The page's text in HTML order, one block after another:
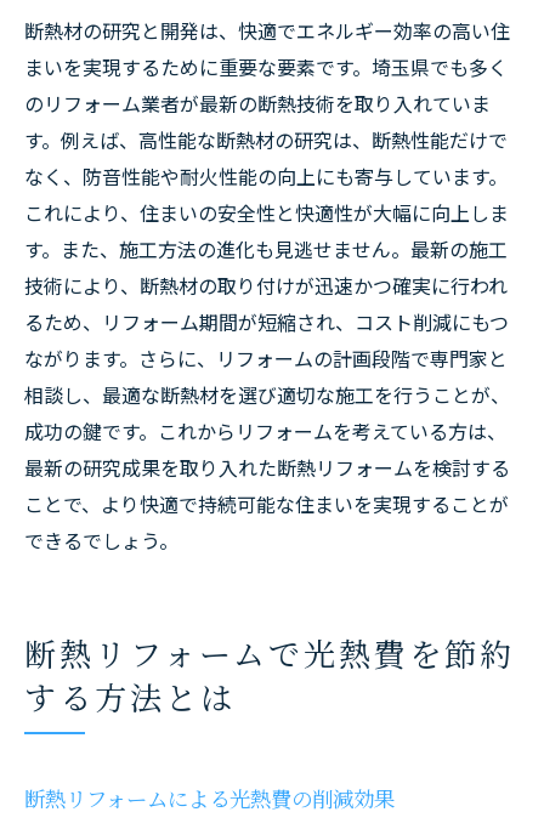
断熱材の研究と開発は、快適でエネルギー効率の高い住
まいを実現するために重要な要素です。埼玉県でも多く
のリフォーム業者が最新の断熱技術を取り入れていま
す。例えば、高性能な断熱材の研究は、断熱性能だけで
なく、防音性能や耐火性能の向上にも寄与しています。
これにより、住まいの安全性と快適性が大幅に向上しま
す。また、施工方法の進化も見逃せません。最新の施工
技術により、断熱材の取り付けが迅速かつ確実に行われ
るため、リフォーム期間が短縮され、コスト削減にもつ
ながります。さらに、リフォームの計画段階で専門家と
相談し、最適な断熱材を選び適切な施工を行うことが、
成功の鍵です。これからリフォームを考えている方は、
最新の研究成果を取り入れた断熱リフォームを検討する
ことで、より快適で持続可能な住まいを実現することが
できるでしょう。
断熱リフォームで光熱費を節約
する方法とは
断熱リフォームによる光熱費の削減効果